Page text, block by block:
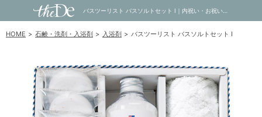
HOME 石鹸・洗剤・入浴剤 入浴剤 バスツーリスト バスソルトセット I